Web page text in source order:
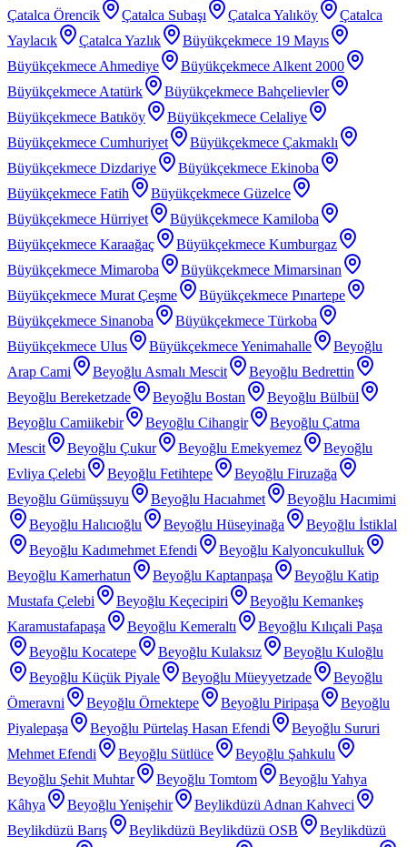
Çatalca Örencik
Çatalca Subaşı Çatalca Yalıköy
Çatalca
Yaylacık
Çatalca Yazlık
Büyükçekmece 19 Mayıs
Büyükçekmece Ahmediye
Büyükçekmece Alkent 2000
Büyükçekmece Atatürk
Büyükçekmece Bahçelievler
Büyükçekmece Batıköy
Büyükçekmece Celaliye
Büyükçekmece Cumhuriyet
Büyükçekmece Çakmaklı
Büyükçekmece Dizdariye
Büyükçekmece Ekinoba
Büyükçekmece Fatih
Büyükçekmece Güzelce
Büyükçekmece Hürriyet
Büyükçekmece Kamiloba
Büyükçekmece Karaağaç
Büyükçekmece Kumburgaz
Büyükçekmece Mimaroba
Büyükçekmece Mimarsinan
Büyükçekmece Murat Çeşme
Büyükçekmece Pınartepe
Büyükçekmece Sinanoba
Büyükçekmece Türkoba
Büyükçekmece Ulus
Büyükçekmece Yenimahalle
Beyoğlu
Arap Cami
Beyoğlu Asmalı Mescit
Beyoğlu Bedrettin
Beyoğlu Bereketzade
Beyoğlu Bostan
Beyoğlu Bülbül
Beyoğlu Camiikebir
Beyoğlu Cihangir
Beyoğlu Çatma
Mescit
Beyoğlu Çukur Beyoğlu Emekyemez
Beyoğlu
Evliya Çelebi
Beyoğlu Fetihtepe
Beyoğlu Firuzağa
Beyoğlu Gümüşsuyu
Beyoğlu Hacıahmet
Beyoğlu Hacımimi
Beyoğlu Halıcıoğlu
Beyoğlu Hüseyinağa
Beyoğlu İstiklal
Beyoğlu Kadımehmet Efendi
Beyoğlu Kalyoncukulluk
Beyoğlu Kamerhatun
Beyoğlu Kaptanpaşa
Beyoğlu Katip
Mustafa Çelebi
Beyoğlu Keçecipiri
Beyoğlu Kemankeş
Karamustafapaşa
Beyoğlu Kemeraltı
Beyoğlu Kılıçali Paşa
Beyoğlu Kocatepe
Beyoğlu Kulaksız
Beyoğlu Kuloğlu
Beyoğlu Küçük Piyale
Beyoğlu Müeyyetzade
Beyoğlu
Ömeravni
Beyoğlu Örnektepe Beyoğlu Piripaşa
Beyoğlu
Piyalepaşa
Beyoğlu Pürtelaş Hasan Efendi
Beyoğlu Sururi
Mehmet Efendi
Beyoğlu Sütlüce
Beyoğlu Şahkulu
Beyoğlu Şehit Muhtar
Beyoğlu Tomtom
Beyoğlu Yahya
Kâhya
Beyoğlu Yenişehir
Beylikdüzü Adnan Kahveci
Beylikdüzü Barış
Beylikdüzü Beylikdüzü OSB
Beylikdüzü